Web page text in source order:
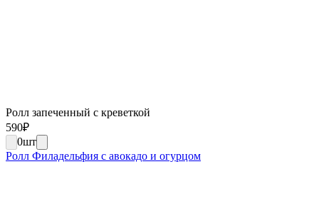
Ролл запеченный с креветкой
590₽
0шт
Ролл Филадельфия с авокадо и огурцом